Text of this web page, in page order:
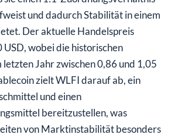
und dadurch Stabilität in einem
Der aktuelle Handelspreis
USD, wobei die historischen
letzten Jahr zwischen 0,86 und 1,05
zielt WLFI darauf ab, ein
und einen
bereitzustellen, was
von Marktinstabilität besonders